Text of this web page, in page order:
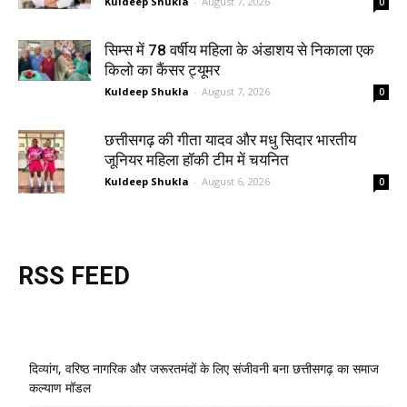
सिम्स में 78 वर्षीय महिला के अंडाशय से निकाला एक
किलो का कैंसर ट्यूमर
Kuldeep Shukla - August 7, 2026 0
छत्तीसगढ़ की गीता यादव और मधु सिदार भारतीय
जूनियर महिला हॉकी टीम में चयनित
Kuldeep Shukla - August 6, 2026 0
RSS FEED
दिव्यांग, वरिष्ठ नागरिक और जरूरतमंदों के लिए संजीवनी बना छत्तीसगढ़ का समाज
कल्याण मॉडल